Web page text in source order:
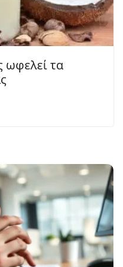
ωφελεί τα